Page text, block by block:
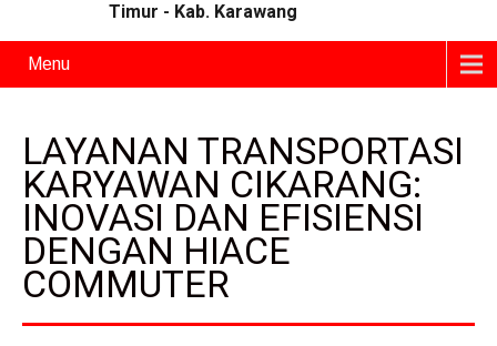
Timur - Kab. Karawang
Menu
LAYANAN TRANSPORTASI
KARYAWAN CIKARANG:
INOVASI DAN EFISIENSI
DENGAN HIACE
COMMUTER